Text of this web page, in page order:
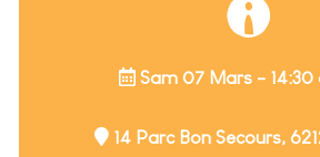
Sam 07 Mars - 14:30
14 Parc Bon Secours,